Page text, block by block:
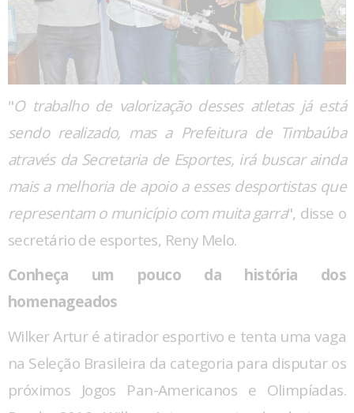
"O trabalho de valorização desses atletas já está
sendo realizado, mas a Prefeitura de Timbaúba
através da Secretaria de Esportes, irá buscar ainda
mais a melhoria de apoio a esses desportistas que
representam o município com muita garra", disse o
secretário de esportes, Reny Melo.
Conheça um pouco da história dos
homenageados
Wilker Artur é atirador esportivo e tenta uma vaga
na Seleção Brasileira da categoria para disputar os
próximos Jogos Pan-Americanos e Olimpíadas.